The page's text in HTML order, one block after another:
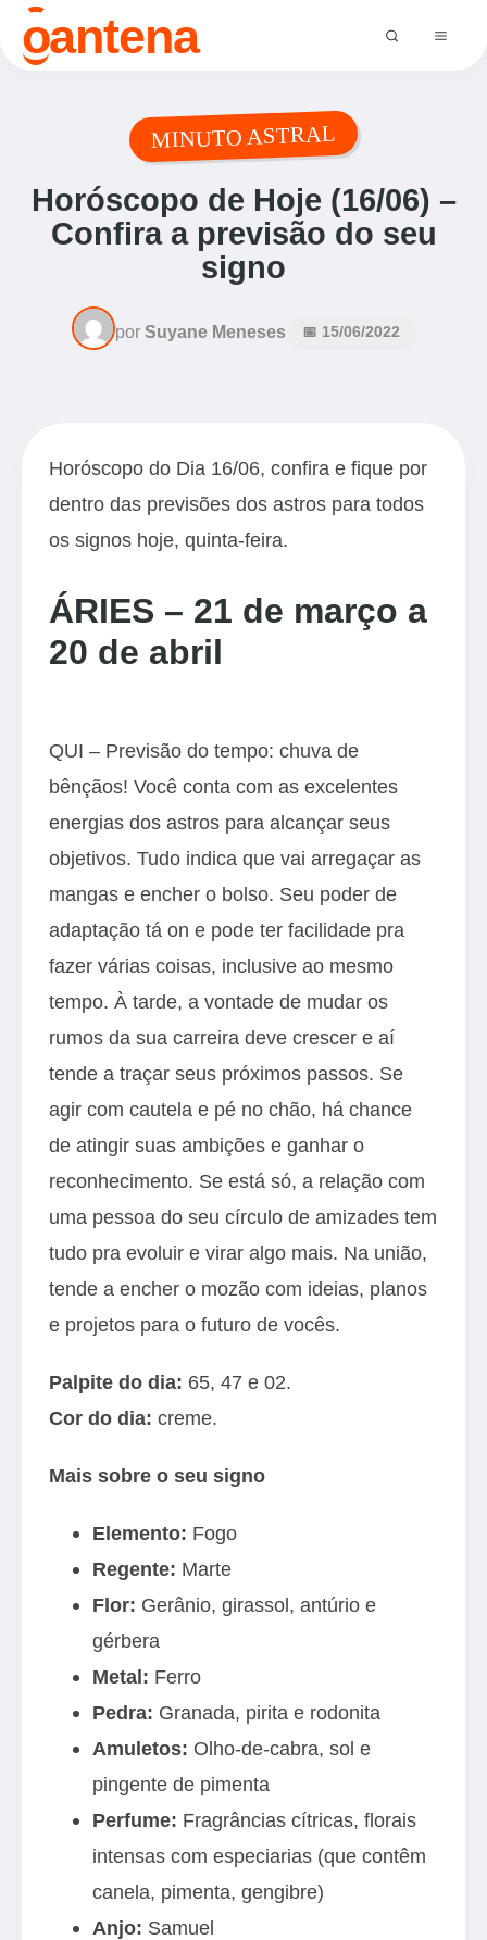
oantena
MINUTO ASTRAL
Horóscopo de Hoje (16/06) –
Confira a previsão do seu
signo
por Suyane Meneses 📅 15/06/2022
Horóscopo do Dia 16/06, confira e fique por
dentro das previsões dos astros para todos
os signos hoje, quinta-feira.
ÁRIES – 21 de março a
20 de abril
QUI – Previsão do tempo: chuva de
bênçãos! Você conta com as excelentes
energias dos astros para alcançar seus
objetivos. Tudo indica que vai arregaçar as
mangas e encher o bolso. Seu poder de
adaptação tá on e pode ter facilidade pra
fazer várias coisas, inclusive ao mesmo
tempo. À tarde, a vontade de mudar os
rumos da sua carreira deve crescer e aí
tende a traçar seus próximos passos. Se
agir com cautela e pé no chão, há chance
de atingir suas ambições e ganhar o
reconhecimento. Se está só, a relação com
uma pessoa do seu círculo de amizades tem
tudo pra evoluir e virar algo mais. Na união,
tende a encher o mozão com ideias, planos
e projetos para o futuro de vocês.
Palpite do dia: 65, 47 e 02.
Cor do dia: creme.
Mais sobre o seu signo
Elemento: Fogo
Regente: Marte
Flor: Gerânio, girassol, antúrio e
gérbera
Metal: Ferro
Pedra: Granada, pirita e rodonita
Amuletos: Olho-de-cabra, sol e
pingente de pimenta
Perfume: Fragrâncias cítricas, florais
intensas com especiarias (que contêm
canela, pimenta, gengibre)
Anjo: Samuel